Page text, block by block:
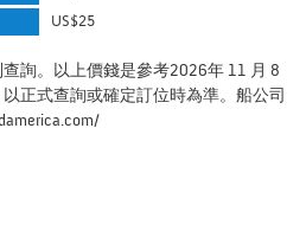
US$25
詢。以上價錢是參考2026年 11 月 8
正式查詢或確定訂位時為準。船公司